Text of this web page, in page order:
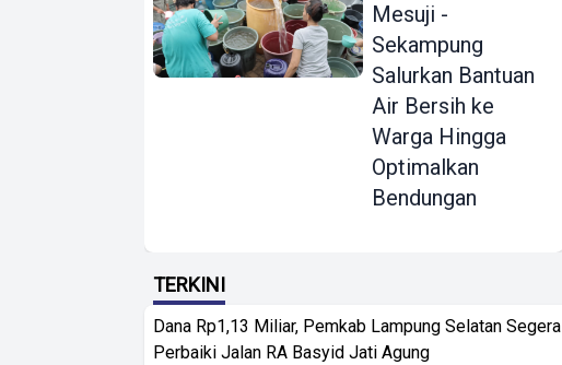
Mesuji -
Sekampung
Salurkan Bantuan
Air Bersih ke
Warga Hingga
Optimalkan
Bendungan
TERKINI
Dana Rp1,13 Miliar, Pemkab Lampung Selatan Segera
Perbaiki Jalan RA Basyid Jati Agung